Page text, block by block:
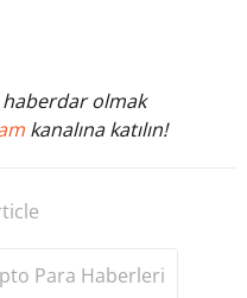
olmak
kanalına katılın!
Para Haberleri